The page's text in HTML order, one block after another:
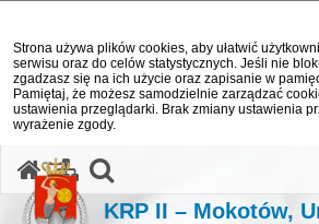
Strona używa plików cookies, aby ułatwić
serwisu oraz do celów statystycznych. Jeśli nie
zgadzasz się na ich użycie oraz zapisanie w
Pamiętaj, że możesz samodzielnie zarządzać
ustawienia przeglądarki. Brak zmiany ustawienia
wyrażenie zgody.
KRP II – Mokotów,